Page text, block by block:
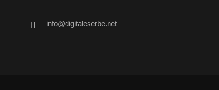
info@digitaleserbe.net